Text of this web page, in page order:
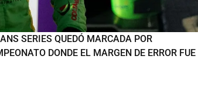
SERIES QUEDÓ MARCADA POR
DONDE EL MARGEN DE ERROR FUE